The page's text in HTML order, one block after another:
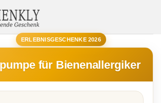
ERLEBNISGESCHENKE 2026
für Bienenallergiker